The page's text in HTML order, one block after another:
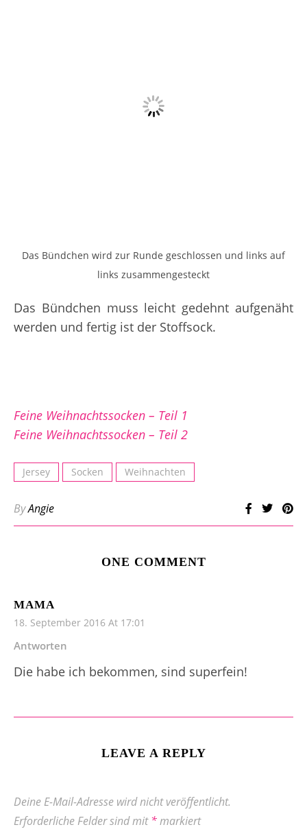
Das Bündchen wird zur Runde geschlossen und links auf
links zusammengesteckt
Das Bündchen muss leicht gedehnt aufgenäht
werden und fertig ist der Stoffsock.
Feine Weihnachtssocken – Teil 1
Feine Weihnachtssocken – Teil 2
Jersey Socken Weihnachten
ByAngie
ONE COMMENT
MAMA
18. September 2016 At 17:01
Antworten
Die habe ich bekommen, sind superfein!
LEAVE A REPLY
Deine E-Mail-Adresse wird nicht veröffentlicht.
Erforderliche Felder sind mit*markiert